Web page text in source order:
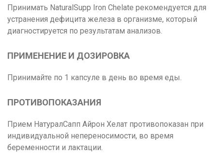
Принимать NaturalSupp Iron Chelate рекомендуется для
устранения дефицита железа в организме, который
диагностируется по результатам анализов.
ПРИМЕНЕНИЕ И ДОЗИРОВКА
Принимайте по 1 капсуле в день во время еды.
ПРОТИВОПОКАЗАНИЯ
Прием НатуралСапп Айрон Хелат противопоказан при
индивидуальной непереносимости, во время
беременности и лактации.